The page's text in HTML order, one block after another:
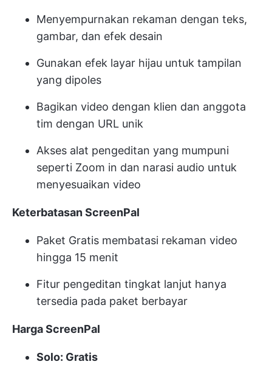
Menyempurnakan rekaman dengan teks,
gambar, dan efek desain
Gunakan efek layar hijau untuk tampilan
yang dipoles
Bagikan video dengan klien dan anggota
tim dengan URL unik
Akses alat pengeditan yang mumpuni
seperti Zoom in dan narasi audio untuk
menyesuaikan video
Keterbatasan ScreenPal
Paket Gratis membatasi rekaman video
hingga 15 menit
Fitur pengeditan tingkat lanjut hanya
tersedia pada paket berbayar
Harga ScreenPal
Solo: Gratis